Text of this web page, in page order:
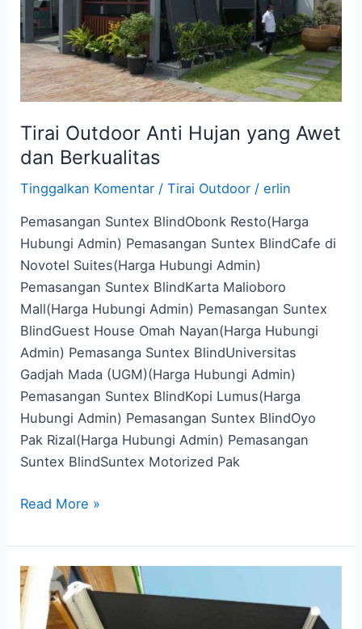
Tirai Outdoor Anti Hujan yang Awet
dan Berkualitas
Tinggalkan Komentar /Tirai Outdoor /erlin
Pemasangan Suntex BlindObonk Resto(Harga
Hubungi Admin) Pemasangan Suntex BlindCafe di
Novotel Suites(Harga Hubungi Admin)
Pemasangan Suntex BlindKarta Malioboro
Mall(Harga Hubungi Admin) Pemasangan Suntex
BlindGuest House Omah Nayan(Harga Hubungi
Admin) Pemasanga Suntex BlindUniversitas
Gadjah Mada (UGM)(Harga Hubungi Admin)
Pemasangan Suntex BlindKopi Lumus(Harga
Hubungi Admin) Pemasangan Suntex BlindOyo
Pak Rizal(Harga Hubungi Admin) Pemasangan
Suntex BlindSuntex Motorized Pak
Awet
dan
Berkualitas
Read More »
Tirai
Teras
Anti